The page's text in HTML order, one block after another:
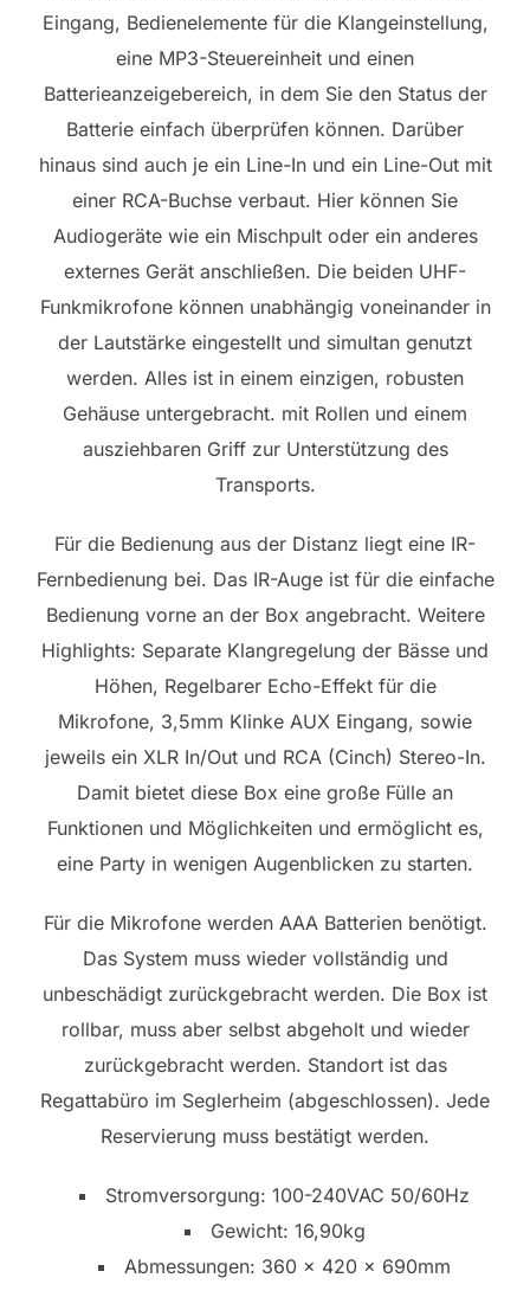
Eingang, Bedienelemente für die Klangeinstellung,
eine MP3-Steuereinheit und einen
Batterieanzeigebereich, in dem Sie den Status der
Batterie einfach überprüfen können. Darüber
hinaus sind auch je ein Line-In und ein Line-Out mit
einer RCA-Buchse verbaut. Hier können Sie
Audiogeräte wie ein Mischpult oder ein anderes
externes Gerät anschließen. Die beiden UHF-
Funkmikrofone können unabhängig voneinander in
der Lautstärke eingestellt und simultan genutzt
werden. Alles ist in einem einzigen, robusten
Gehäuse untergebracht. mit Rollen und einem
ausziehbaren Griff zur Unterstützung des
Transports.
Für die Bedienung aus der Distanz liegt eine IR-
Fernbedienung bei. Das IR-Auge ist für die einfache
Bedienung vorne an der Box angebracht. Weitere
Highlights: Separate Klangregelung der Bässe und
Höhen, Regelbarer Echo-Effekt für die
Mikrofone, 3,5mm Klinke AUX Eingang, sowie
jeweils ein XLR In/Out und RCA (Cinch) Stereo-In.
Damit bietet diese Box eine große Fülle an
Funktionen und Möglichkeiten und ermöglicht es,
eine Party in wenigen Augenblicken zu starten.
Für die Mikrofone werden AAA Batterien benötigt.
Das System muss wieder vollständig und
unbeschädigt zurückgebracht werden. Die Box ist
rollbar, muss aber selbst abgeholt und wieder
zurückgebracht werden. Standort ist das
Regattabüro im Seglerheim (abgeschlossen). Jede
Reservierung muss bestätigt werden.
Stromversorgung: 100-240VAC 50/60Hz
Gewicht: 16,90kg
Abmessungen: 360 x 420 x 690mm